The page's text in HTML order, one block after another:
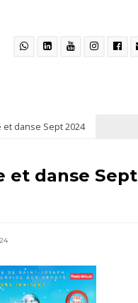
et danse Sept 2024
et danse Sept